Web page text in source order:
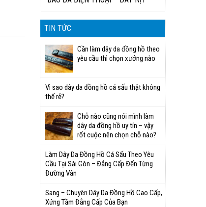
TIN TỨC
Cần làm dây da đồng hồ theo
yêu cầu thì chọn xưởng nào
Vì sao dây da đồng hồ cá sấu thật không
thể rẻ?
Chỗ nào cũng nói mình làm
dây da đồng hồ uy tín – vậy
rốt cuộc nên chọn chỗ nào?
Làm Dây Da Đồng Hồ Cá Sấu Theo Yêu
Cầu Tại Sài Gòn – Đẳng Cấp Đến Từng
Đường Vân
Sang – Chuyên Dây Da Đồng Hồ Cao Cấp,
Xứng Tầm Đẳng Cấp Của Bạn